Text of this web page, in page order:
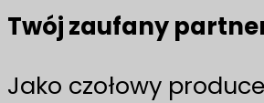
Twój zaufany
Jako czołowy